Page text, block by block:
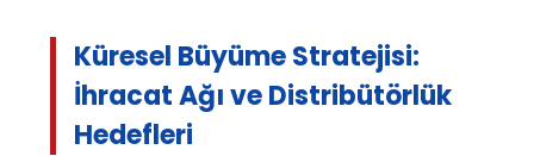
Küresel Büyüme Stratejisi:
İhracat Ağı ve Distribütörlük
Hedefleri